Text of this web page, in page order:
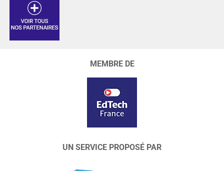
MEMBRE DE
UN SERVICE PROPOSÉ PAR